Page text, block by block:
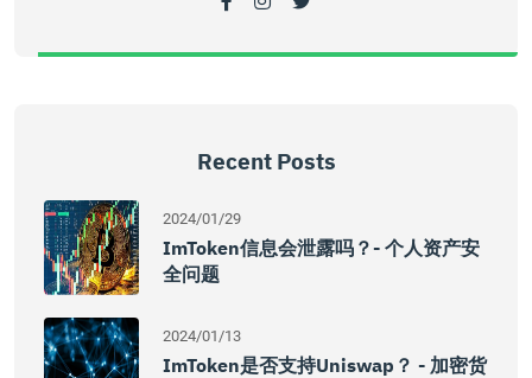
Recent Posts
2024/01/29
ImToken信息会泄露吗？- 个人资产安
全问题
2024/01/13
ImToken是否支持Uniswap？ - 加密货